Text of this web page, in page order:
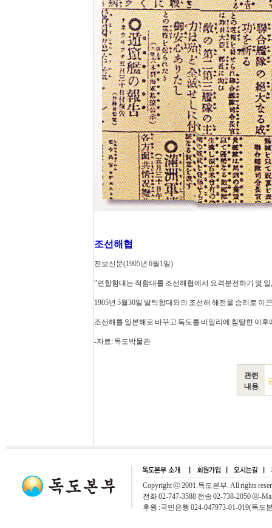
조선해협
전보신문(1905년 6월1일)
"연합함대는 적함대를 조선해협에서 요격분전하기 몇
1905년 5월30일 발틱함대와의 조선해 해전을 승리로 이
조선해를 일본해로 바꾸고 독도를 비밀리에 침탈한 이
-자료: 독도박물관
관련
내용
Copyright ⓒ 2001.독도본부. All rights
전화 02-747-3588 전송 02-738-2050 ⓔ-
후원 :국민은행 024-047973-01-019(독도